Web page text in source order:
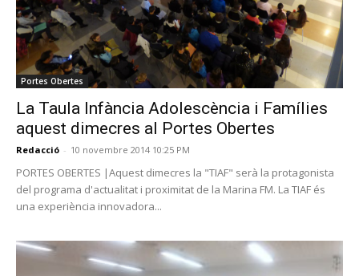
Portes Obertes
La Taula Infància Adolescència i Famílies
aquest dimecres al Portes Obertes
Redacció - 10 novembre 2014 10:25 PM
PORTES OBERTES |Aquest dimecres la "TIAF" serà la protagonista
del programa d'actualitat i proximitat de la Marina FM. La TIAF és
una experiència innovadora...